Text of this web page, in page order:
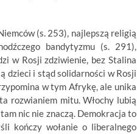
(s. 253), najlepszą religią
bandytyzmu (s. 291),
w Rosji zdziwienie, bez Stalina
dzieci i stąd solidarności w Rosji
w tym Afrykę, ale unika
rozwianiem mitu. Włochy lubią
nic nie znaczą. Demokracja to
kończy wołanie o liberalnego